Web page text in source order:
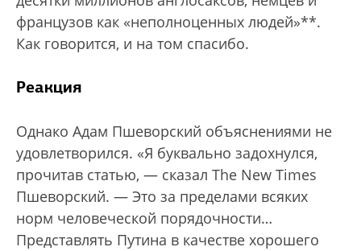
французов как «неполноценных людей»**.
Как говорится, и на том спасибо.
Реакция
Однако Адам Пшеворский объяснениями не
удовлетворился. «Я буквально задохнулся,
прочитав статью, — сказал The New Times
Пшеворский. — Это за пределами всяких
норм человеческой порядочности…
Представлять Путина в качестве хорошего